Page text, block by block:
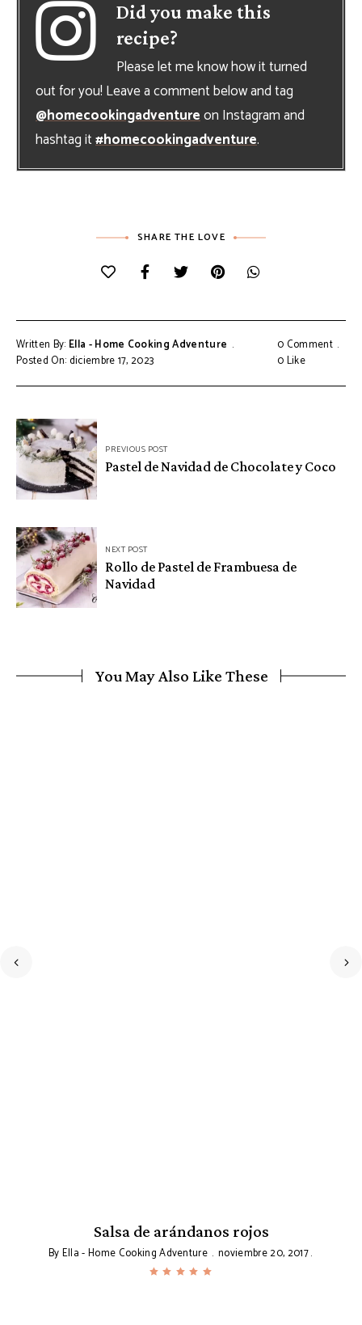
Did you make this
recipe?
Please let me know how it turned
out for you! Leave a comment below and tag
@homecookingadventureon Instagram and
hashtag it#homecookingadventure.
SHARE THE LOVE
Written By: Ella - Home Cooking Adventure
Posted On: diciembre 17, 2023
0 Comment
0Like
Navegación
de
entradas
PREVIOUS POST
Pastel de Navidad de Chocolate y Coco
NEXT POST
Rollo de Pastel de Frambuesa de
Navidad
You May Also Like These
Salsa de arándanos rojos
ByElla - Home Cooking Adventure noviembre 20, 2017